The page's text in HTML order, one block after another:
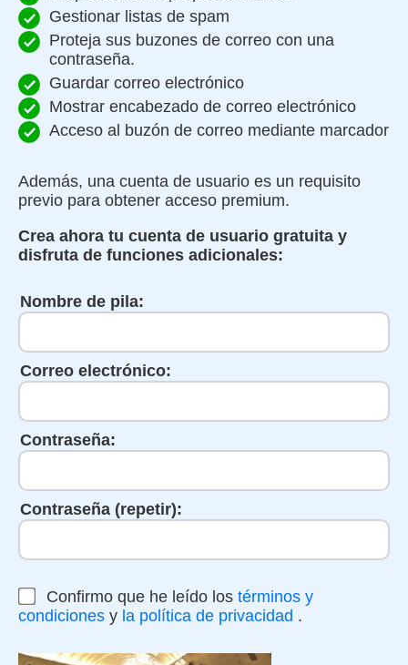
Gestionar listas de spam
Proteja sus buzones de correo con una
contraseña.
Guardar correo electrónico
Mostrar encabezado de correo electrónico
Acceso al buzón de correo mediante marcador
Además, una cuenta de usuario es un requisito
previo para obtener acceso premium.
Crea ahora tu cuenta de usuario gratuita y
disfruta de funciones adicionales:
Nombre de pila:
Correo electrónico:
Contraseña:
Contraseña (repetir):
Confirmo que he leído los términos y
condiciones y la política de privacidad .